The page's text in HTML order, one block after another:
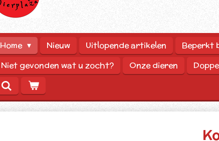
Home Nieuw Uitlopende artikelen Beperkt
Niet gevonden wat u zocht?
Onze dieren